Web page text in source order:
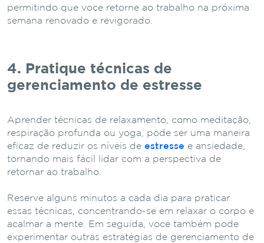
permitindo que você retorne ao trabalho na próxima
semana renovado e revigorado.
4. Pratique técnicas de
gerenciamento de estresse
Aprender técnicas de relaxamento, como meditação,
respiração profunda ou yoga, pode ser uma maneira
eficaz de reduzir os níveis de estresse e ansiedade,
tornando mais fácil lidar com a perspectiva de
retornar ao trabalho.
Reserve alguns minutos a cada dia para praticar
essas técnicas, concentrando-se em relaxar o corpo e
acalmar a mente. Em seguida, você também pode
experimentar outras estratégias de gerenciamento de